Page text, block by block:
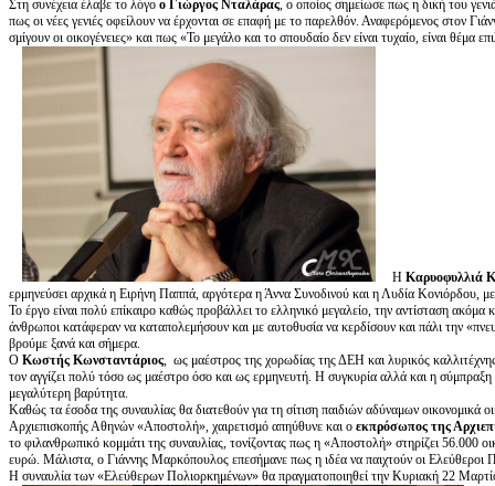
Στη συνέχεια έλαβε το λόγο ο Γιώργος Νταλάρας, ο οποίος σημείωσε πως η δική του
πως οι νέες γενιές οφείλουν να έρχονται σε επαφή με το παρελθόν. Αναφερόμενος στον
σμίγουν οι οικογένειες» και πως «Το μεγάλο και το σπουδαίο δεν είναι τυχαίο, είναι θέμα
Η Καρυοφυλλιά
ερμηνεύσει αρχικά η Ειρήνη Παππά, αργότερα η Άννα Συνοδινού και η Λυδία Κονιόρδου,
Το έργο είναι πολύ επίκαιρο καθώς προβάλλει το ελληνικό μεγαλείο, την αντίσταση
άνθρωποι κατάφεραν να καταπολεμήσουν και με αυτοθυσία να κερδίσουν και πάλι την
βρούμε ξανά και σήμερα.
Ο Κωστής Κωνσταντάριος, ως μαέστρος της χορωδίας της ΔΕΗ και λυρικός
τον αγγίζει πολύ τόσο ως μαέστρο όσο και ως ερμηνευτή. Η συγκυρία αλλά και η σύμπραξη
μεγαλύτερη βαρύτητα.
Καθώς τα έσοδα της συναυλίας θα διατεθούν για τη σίτιση παιδιών αδύναμων οικονομικά
Αρχιεπισκοπής Αθηνών «Αποστολή», χαιρετισμό απηύθυνε και ο εκπρόσωπος της
το φιλανθρωπικό κομμάτι της συναυλίας, τονίζοντας πως η «Αποστολή» στηρίζει 56.000
ευρώ. Μάλιστα, ο Γιάννης Μαρκόπουλος επεσήμανε πως η ιδέα να παιχτούν οι Ελεύθεροι
Η συναυλία των «Ελεύθερων Πολιορκημένων» θα πραγματοποιηθεί την Κυριακή 22